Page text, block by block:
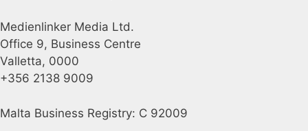
Medienlinker Media Ltd.
Office 9, Business Centre
Valletta, 0000
+356 2138 9009
Malta Business Registry: C 92009